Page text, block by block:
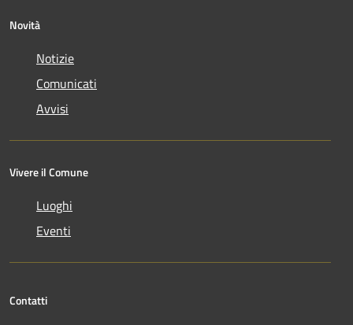
Novità
Notizie
Comunicati
Avvisi
Vivere il Comune
Luoghi
Eventi
Contatti